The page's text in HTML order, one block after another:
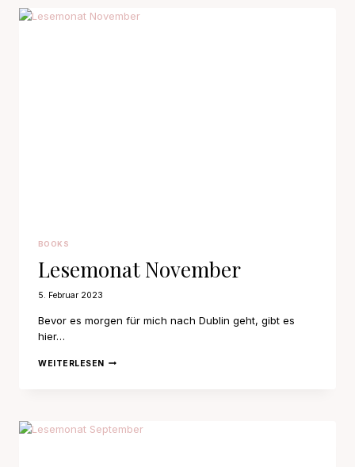
BOOKS
Lesemonat November
5. Februar 2023
Bevor es morgen für mich nach Dublin geht, gibt es
hier…
WEITERLESENLESEMONAT